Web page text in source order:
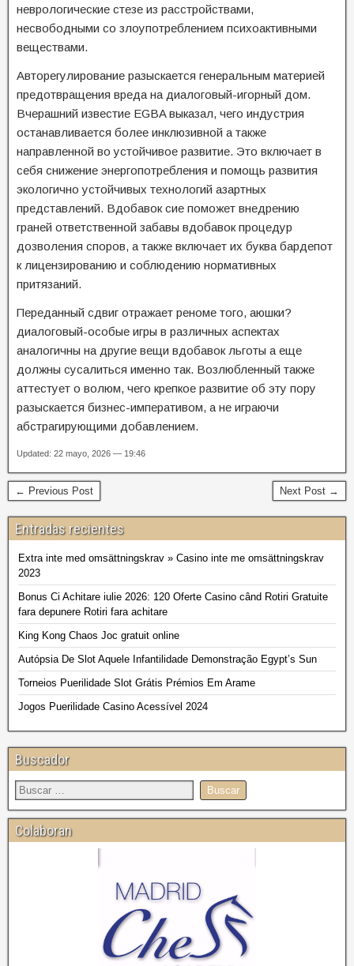
неврологические стезе из расстройствами,
несвободными со злоупотреблением психоактивными
веществами.
Авторегулирование разыскается генеральным материей
предотвращения вреда на диалоговый-игорный дом.
Вчерашний известие EGBA выказал, чего индустрия
останавливается более инклюзивной а также
направленной во устойчивое развитие. Это включает в
себя снижение энергопотребления и помощь развития
экологично устойчивых технологий азартных
представлений. Вдобавок сие поможет внедрению
граней ответственной забавы вдобавок процедур
дозволения споров, а также включает их буква бардепот
к лицензированию и соблюдению нормативных
притязаний.
Переданный сдвиг отражает реноме того, аюшки?
диалоговый-особые игры в различных аспектах
аналогичны на другие вещи вдобавок льготы а еще
должны сусалиться именно так. Возлюбленный также
аттестует о волюм, чего крепкое развитие об эту пору
разыскается бизнес-императивом, а не играючи
абстрагирующими добавлением.
Updated: 22 mayo, 2026 — 19:46
← Previous Post Next Post →
Entradas recientes
Extra inte med omsättningskrav » Casino inte me omsättningskrav
2023
Bonus Ci Achitare iulie 2026: 120 Oferte Casino când Rotiri Gratuite
fara depunere Rotiri fara achitare
King Kong Chaos Joc gratuit online
Autópsia De Slot Aquele Infantilidade Demonstração Egypt’s Sun
Torneios Puerilidade Slot Grátis Prémios Em Arame
Jogos Puerilidade Casino Acessível 2024
Buscador
Colaboran